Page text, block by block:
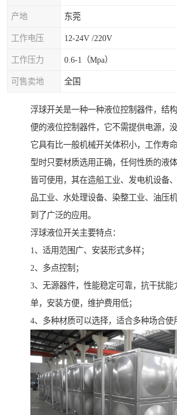
产地 东莞
工作电压 12-24V /220V
工作压力 0.6-1（Mpa）
可售卖地 全国
浮球开关是一种一种液位控制器件，结
便的液位控制器件，它不需提供电源，没
它具有比一般机械开关体积小，工作寿
型时只要材质选用正确，任何性质的液
皆可使用，其在造船工业、发电机设备
品工业、水处理设备、染整工业、油压
到了广泛的应用。
浮球液位开关主要特点：
1、适用范围广、安装形式多样；
2、多点控制；
3、无源器件，性能稳定可靠，抗干扰能
单，安装方便，维护费用低；
4、多种材质可以选择，适合多种场合使